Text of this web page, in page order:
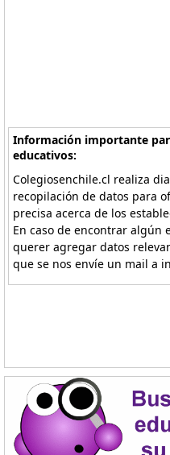
Información importante
educativos:
Colegiosenchile.cl realiza
recopilación de datos para
precisa acerca de los
En caso de encontrar
querer agregar datos
que se nos envíe un mail a